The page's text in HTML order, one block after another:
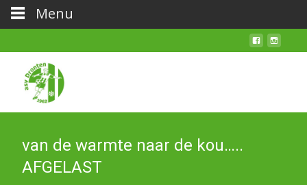
van de warmte naar de kou…..
AFGELAST
Menu